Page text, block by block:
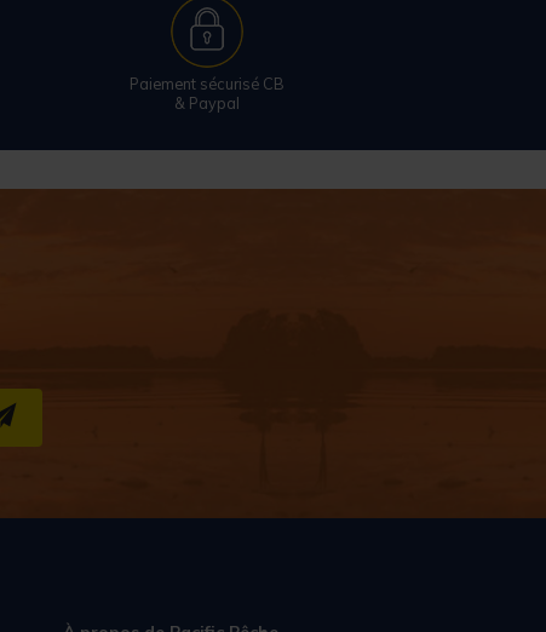
Paiement sécurisé CB
& Paypal
S''INSCRIRE